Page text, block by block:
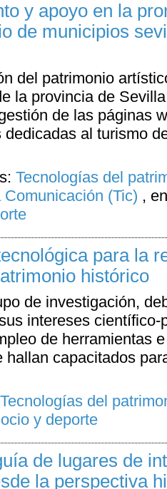
y apoyo en la
de municipios
del patrimonio
la provincia de
de las páginas
al turismo
Tecnologías del
(Tic) ,
para la
histórico
de investigación,
intereses
de herramientas
capacitados
Tecnologías del
y deporte
de lugares de
la perspectiva